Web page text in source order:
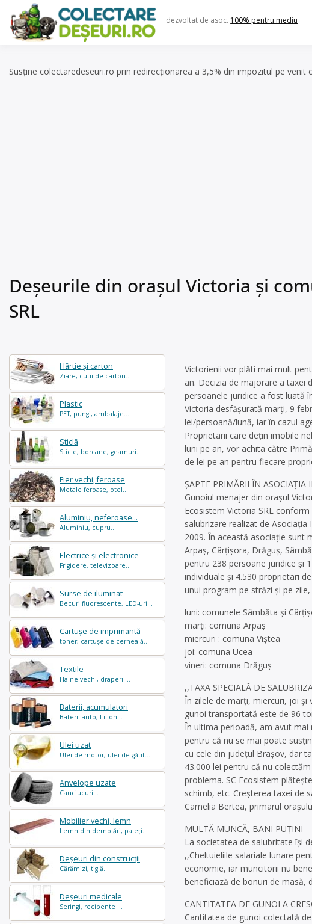
content
dezvoltat de asoc. 100% pentru mediu
Susține colectaredeseuri.ro prin redirecționarea a 3,5% din impozitul pe venit
Deșeurile din oraşul Victoria şi
SRL
Hârtie și carton
Ziare, cutii de carton...
Plastic
PET, pungi, ambalaje...
Sticlă
Sticle, borcane, geamuri...
Fier vechi, feroase
Metale feroase, otel...
Aluminiu, neferoase...
Aluminiu, cupru...
Electrice și electronice
Frigidere, televizoare...
Surse de iluminat
Becuri fluorescente, LED-uri...
Cartușe de imprimantă
toner, cartușe de cerneală...
Textile
Haine vechi, draperii...
Baterii, acumulatori
Baterii auto, Li-Ion...
Ulei uzat
Ulei de motor, ulei de gătit...
Anvelope uzate
Cauciucuri...
Mobilier vechi, lemn
Lemn din demolări, paleți...
Deșeuri din construcții
Cărămizi, tiglă...
Deșeuri medicale
Seringi, recipente ...
Victorienii vor plăti mai mult
an. Decizia de majorare a taxei
persoanele juridice a fost luată
Victoria desfăşurată marţi, 9
lei/persoană/lună, iar în cazul
Proprietarii care deţin imobile
luni pe an, vor achita către
de lei pe an pentru fiecare
ŞAPTE PRIMĂRII ÎN ASOCIAŢIA
Gunoiul menajer din oraşul
Ecosistem Victoria SRL
salubrizare realizat de
2009. În această asociaţie sunt
Arpaş, Cârţişora, Drăguş,
pentru 238 persoane juridice şi
individuale şi 4.530 proprietari
unui program pe străzi şi pe
luni: comunele Sâmbăta şi
marţi: comuna Arpaş
miercuri : comuna Viştea
joi: comuna Ucea
vineri: comuna Drăguş
,,TAXA SPECIALĂ DE
În zilele de marţi, miercuri, joi şi
gunoi transportată este de 96
În ultima perioadă, am avut
pentru că nu se mai poate
cu cele din judeţul Braşov, dar
43.000 lei pentru că nu
problema. SC Ecosistem
schimb, etc. Creşterea taxei de
Camelia Bertea, primarul
MULTĂ MUNCĂ, BANI PUŢINI
La societatea de salubritate îşi
,,Cheltuieliile salariale lunare
economie, iar muncitorii nu
beneficiază de bonuri de masă,
CANTITATEA DE GUNOI A
Cantitatea de gunoi colectată